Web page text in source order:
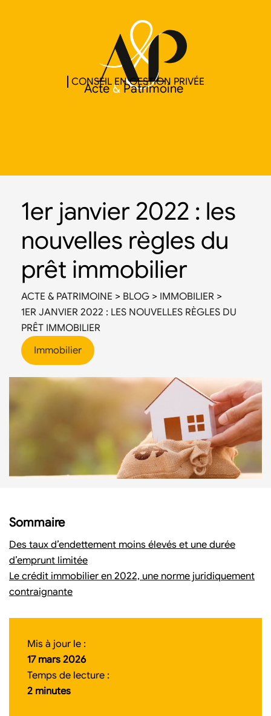
Acte&Patrimoine
CONSEIL EN GESTION PRIVÉE
1er janvier 2022 : les
nouvelles règles du
prêt immobilier
ACTE & PATRIMOINE > BLOG > IMMOBILIER >
1ER JANVIER 2022 : LES NOUVELLES RÈGLES DU
PRÊT IMMOBILIER
Immobilier
Mis à jour le :
17 mars 2026
Temps de lecture :
2 minutes
Sommaire
Des taux d’endettement moins élevés et une durée
d’emprunt limitée
Le crédit immobilier en 2022, une norme juridiquement
contraignante